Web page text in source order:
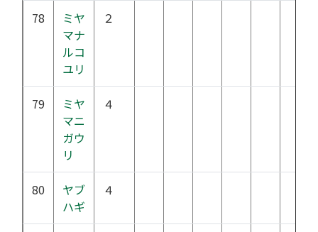
78
ミヤ
マナ
ルコ
ユリ
２
79
ミヤ
マニ
ガウ
リ
４
80
ヤブ
ハギ
４